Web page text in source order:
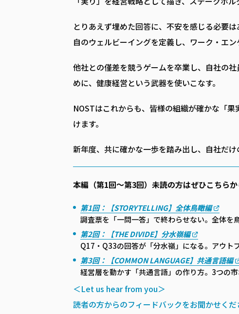
とりあえず埋めた回答に、不安を感じる必要
自のウェルビーイングを定義し、ワーク・エ
他社との僅差を競うゲームを卒業し、自社の
めに、健康経営という武器を使いこなす。
NOSTはこれからも、皆様の組織が確かな「
けます。
新年度、共に確かな一歩を踏み出し、自社だけ
本編（第1回〜第3回）未読の方はぜひこちらか
第1回：【STORYTELLING】全体鳥瞰編
調査票を「一問一答」で終わらせない。全体を
第2回：【THE DIVIDE】分水嶺編
Q17・Q33の回答が「分水嶺」になる。アウト
第3回：【COMMON LANGUAGE】共通言語編
経営層を動かす「共通言語」の作り方。3つの
＜Let us hear from you＞
読者の方からのフィードバックをお聞かせく